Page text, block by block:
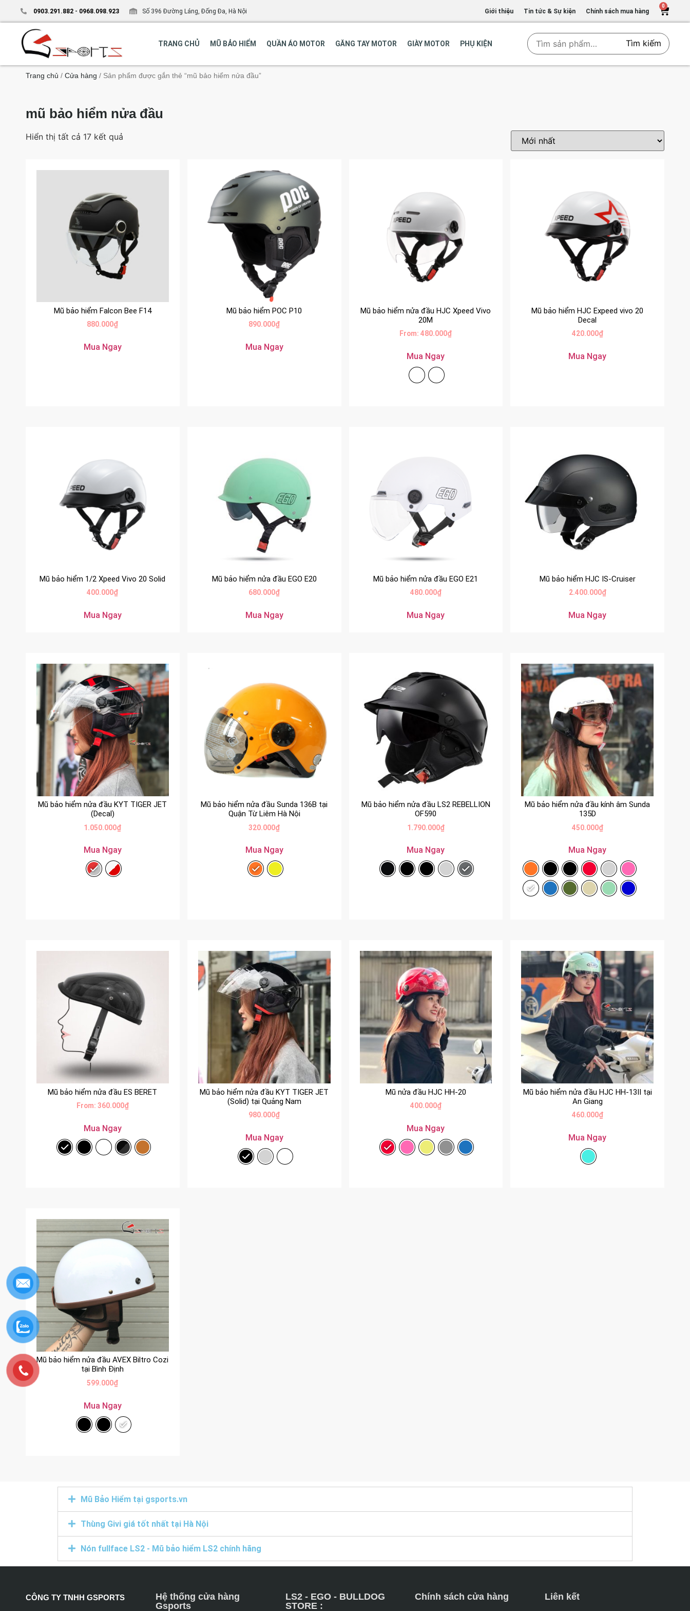
0903.291.882 - 0968.098.923 Số 396 Đường Láng, Đống Đa, Hà Nội Giới thiệu Tin tức & Sự kiện Chính sách mua hàng
0
TRANG CHỦ MŨ BẢO HIỂM QUẦN ÁO MOTOR GĂNG TAY MOTOR GIÀY MOTOR PHỤ KIỆN Tìm kiếm
Trang chủ / Cửa hàng / Sản phẩm được gắn thẻ “mũ bảo hiểm nửa đầu”
mũ bảo hiểm nửa đầu
Hiển thị tất cả 17 kết quả
Mũ bảo hiểm Falcon Bee F14
880.000₫
Mua Ngay
Mũ bảo hiểm POC P10
890.000₫
Mua Ngay
Mũ bảo hiểm nửa đầu HJC Xpeed Vivo
20M
From:480.000₫
Mua Ngay
Mũ bảo hiểm HJC Expeed vivo 20
Decal
420.000₫
Mua Ngay
Mũ bảo hiểm 1/2 Xpeed Vivo 20 Solid
400.000₫
Mua Ngay
Mũ bảo hiểm nửa đầu EGO E20
680.000₫
Mua Ngay
Mũ bảo hiểm nửa đầu EGO E21
480.000₫
Mua Ngay
Mũ bảo hiểm HJC IS-Cruiser
2.400.000₫
Mua Ngay
Mũ bảo hiểm nửa đầu KYT TIGER JET
(Decal)
1.050.000₫
Mua Ngay
Mũ bảo hiểm nửa đầu Sunda 136B tại
Quận Từ Liêm Hà Nội
320.000₫
Mua Ngay
Mũ bảo hiểm nửa đầu LS2 REBELLION
OF590
1.790.000₫
Mua Ngay
Mũ bảo hiểm nửa đầu kính âm Sunda
135D
450.000₫
Mua Ngay
Mũ bảo hiểm nửa đầu ES BERET
From: 360.000₫
Mua Ngay
Mũ bảo hiểm nửa đầu KYT TIGER JET
(Solid) tại Quảng Nam
980.000₫
Mua Ngay
Mũ nửa đầu HJC HH-20
400.000₫
Mua Ngay
Mũ bảo hiểm nửa đầu HJC HH-13II tại
An Giang
460.000₫
Mua Ngay
Mũ bảo hiểm nửa đầu AVEX Biltro Cozi
tại Bình Định
599.000₫
Mua Ngay
Mũ Bảo Hiểm tại gsports.vn
Thùng Givi giá tốt nhất tại Hà Nội
Nón fullface LS2 - Mũ bảo hiểm LS2 chính hãng
CÔNG TY TNHH GSPORTS
Hệ thống cửa hàng
Gsports
LS2 - EGO - BULLDOG
STORE :
Chính sách cửa hàng Liên kết